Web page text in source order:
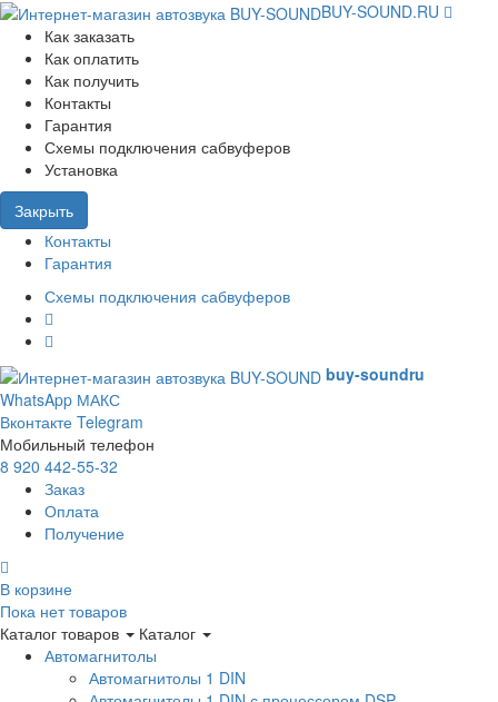
BUY-SOUND.RU
Как заказать
Как оплатить
Как получить
Контакты
Гарантия
Схемы подключения сабвуферов
Установка
Закрыть
Контакты
Гарантия
Схемы подключения сабвуферов
buy-soundru
WhatsApp МАКС
Вконтакте Telegram
Мобильный телефон
8 920 442-55-32
Заказ
Оплата
Получение
В корзине
Пока нет товаров
Каталог товаров
Каталог
Автомагнитолы
Автомагнитолы 1 DIN